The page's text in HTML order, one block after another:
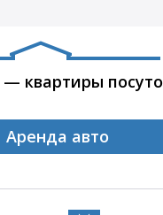
квартиры
Аренда авто